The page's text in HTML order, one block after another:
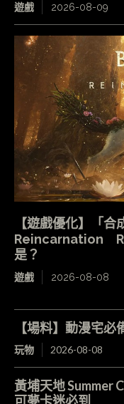
遊戲 2026-08-09
【遊戲優化】「
Reincarnation
是？
遊戲 2026-08-08
【場料】動漫宅
玩物 2026-08-08
黃埔天地 Summer
可夢卡迷必到